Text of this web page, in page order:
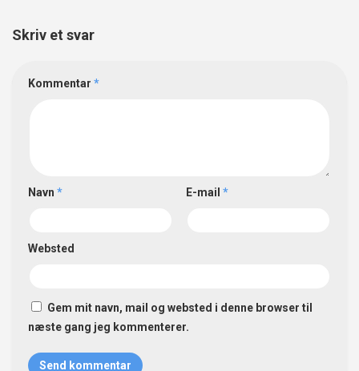
Skriv et svar
Kommentar *
Navn * E-mail *
Websted
Gem mit navn, mail og websted i denne browser til
næste gang jeg kommenterer.